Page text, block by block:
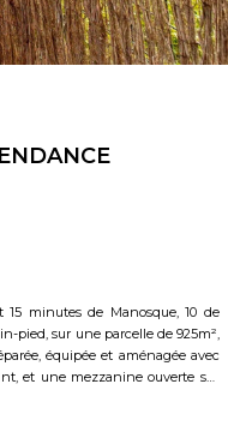
15 minutes de Manosque, 10 de
pied, sur une parcelle de 925m²,
équipée et aménagée avec
et une mezzanine ouverte sur